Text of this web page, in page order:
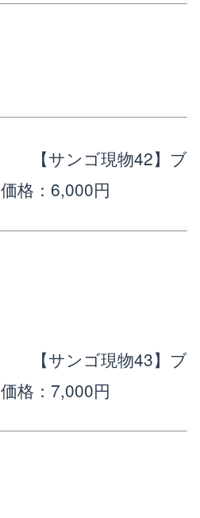
【サンゴ現物42】ブ
価格：6,000円
【サンゴ現物43】ブ
価格：7,000円